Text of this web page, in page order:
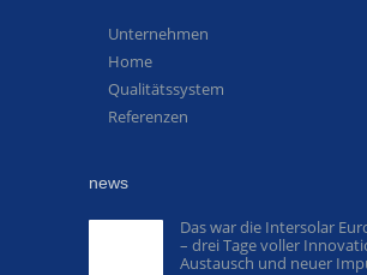
Unternehmen
Home
Qualitätssystem
Referenzen
news
Das war die Intersolar
– drei Tage voller
Austausch und neuer